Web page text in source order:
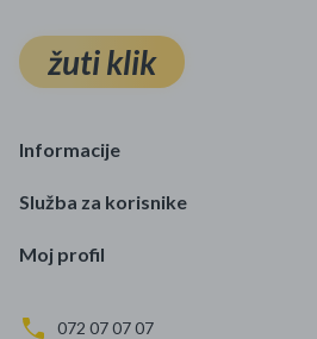
žuti klik
Informacije
Služba za korisnike
Moj profil
072 07 07 07